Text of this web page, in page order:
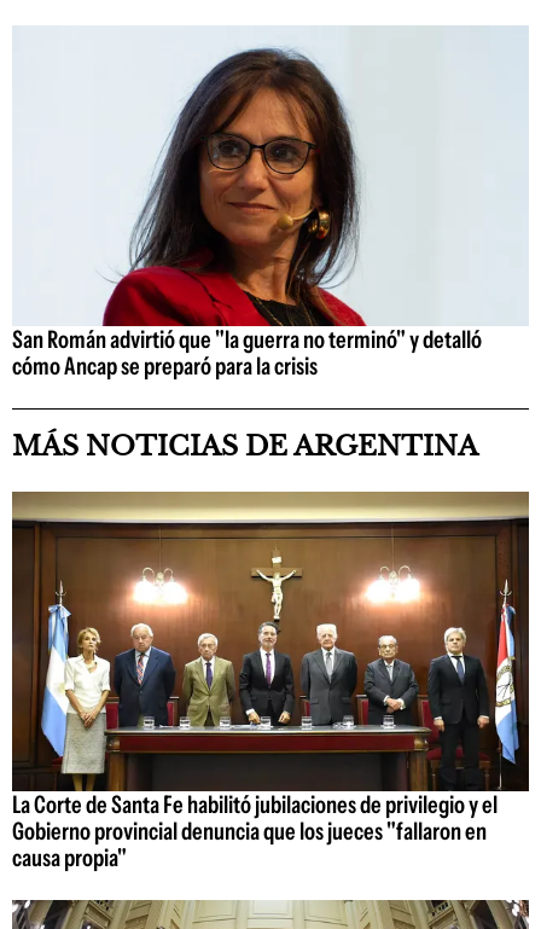
San Román advirtió que "la guerra no terminó" y detalló
cómo Ancap se preparó para la crisis
MÁS NOTICIAS DE ARGENTINA
La Corte de Santa Fe habilitó jubilaciones de privilegio y el
Gobierno provincial denuncia que los jueces "fallaron en
causa propia"